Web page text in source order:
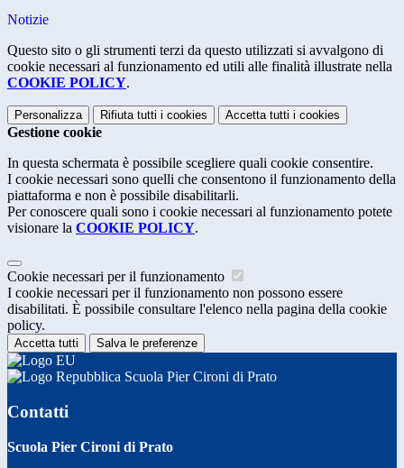
Notizie
Questo sito o gli strumenti terzi da questo utilizzati si avvalgono di
cookie necessari al funzionamento ed utili alle finalità illustrate nella
COOKIE POLICY.
Personalizza Rifiuta tutti i cookies Accetta tutti i cookies
Gestione cookie
In questa schermata è possibile scegliere quali cookie consentire.
I cookie necessari sono quelli che consentono il funzionamento della
piattaforma e non è possibile disabilitarli.
Per conoscere quali sono i cookie necessari al funzionamento potete
visionare la COOKIE POLICY.
Cookie necessari per il funzionamento
I cookie necessari per il funzionamento non possono essere
disabilitati. È possibile consultare l'elenco nella pagina della cookie
policy.
Accetta tutti Salva le preferenze
Scuola Pier Cironi di Prato
Contatti
Scuola Pier Cironi di Prato